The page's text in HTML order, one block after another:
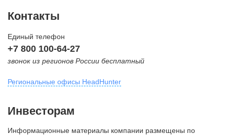
Контакты
Единый телефон
+7 800 100-64-27
звонок из регионов России бесплатный
Региональные офисы HeadHunter
внутригородская территория
Муниципальный округ Тверской,
Инвесторам
Информационные материалы компании размещены по